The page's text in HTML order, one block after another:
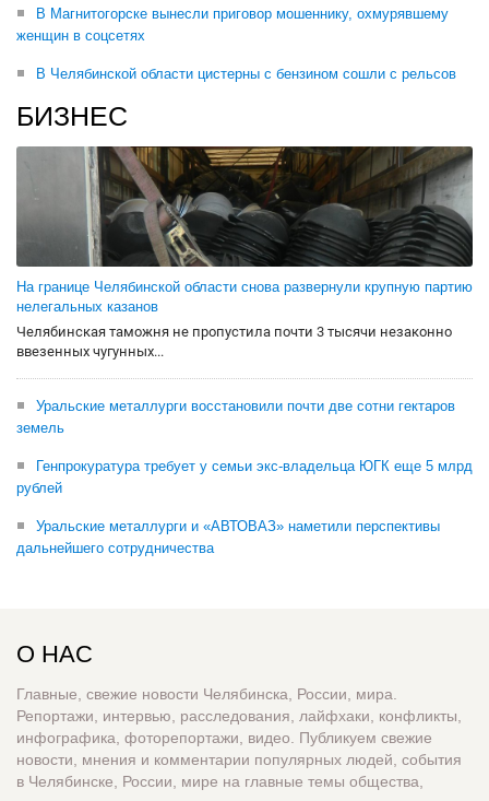
В Магнитогорске вынесли приговор мошеннику, охмурявшему
женщин в соцсетях
В Челябинской области цистерны с бензином сошли с рельсов
БИЗНЕС
На границе Челябинской области снова развернули крупную партию
нелегальных казанов
Челябинская таможня не пропустила почти 3 тысячи незаконно
ввезенных чугунных...
Уральские металлурги восстановили почти две сотни гектаров
земель
Генпрокуратура требует у семьи экс-владельца ЮГК еще 5 млрд
рублей
Уральские металлурги и «АВТОВАЗ» наметили перспективы
дальнейшего сотрудничества
О НАС
Главные, свежие новости Челябинска, России, мира.
Репортажи, интервью, расследования, лайфхаки, конфликты,
инфографика, фоторепортажи, видео. Публикуем свежие
новости, мнения и комментарии популярных людей, события
в Челябинске, России, мире на главные темы общества,